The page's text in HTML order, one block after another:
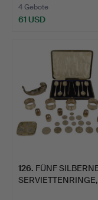
4 Gebote
61 USD
126. FÜNF
SERVIETTENRINGE,